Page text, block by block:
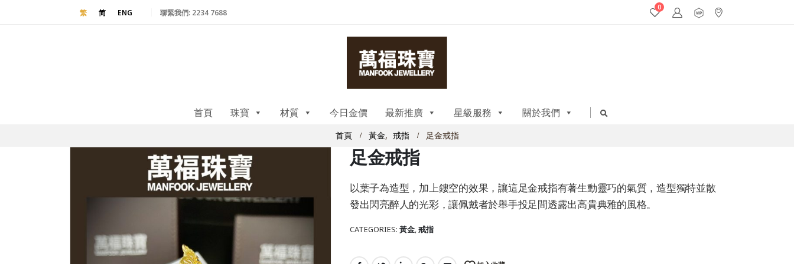
繁 简 ENG 聯緊我們: 2234 7688
0
首頁 珠寶 材質 今日金價 最新推廣 星級服務 關於我們
首頁 黃金, 戒指 足金戒指
足金戒指
以葉子為造型，加上鏤空的效果，讓這足金戒指有著生動靈巧的氣質，造型獨特並散
發出閃亮醉人的光彩，讓佩戴者於舉手投足間透露出高貴典雅的風格。
CATEGORIES: 黃金,戒指